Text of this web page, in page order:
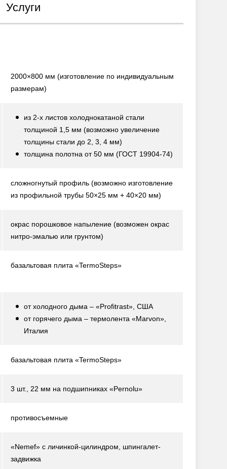
Услуги
2000×800 мм (изготовление по индивидуальным
размерам)
из 2-х листов холоднокатаной стали
толщиной 1,5 мм (возможно увеличение
толщины стали до 2, 3, 4 мм)
толщина полотна от 50 мм (ГОСТ 19904-74)
сложногнутый профиль (возможно изготовление
из профильной трубы 50×25 мм + 40×20 мм)
окрас порошковое напыление (возможен окрас
нитро-эмалью или грунтом)
базальтовая плита «TermoSteps»
от холодного дыма – «Profitrast», США
от горячего дыма – термолента «Marvon»,
Италия
базальтовая плита «TermoSteps»
3 шт., 22 мм на подшипниках «Pernolu»
противосъемные
«Nemef» с личинкой-цилиндром, шпингалет-
задвижка